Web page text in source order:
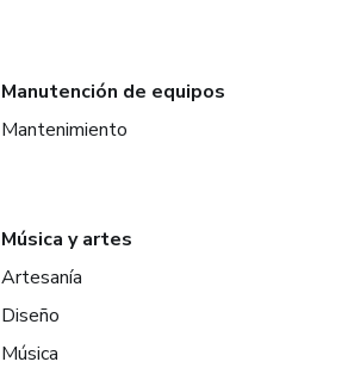
Manutención de equipos
Mantenimiento
Música y artes
Artesanía
Diseño
Música